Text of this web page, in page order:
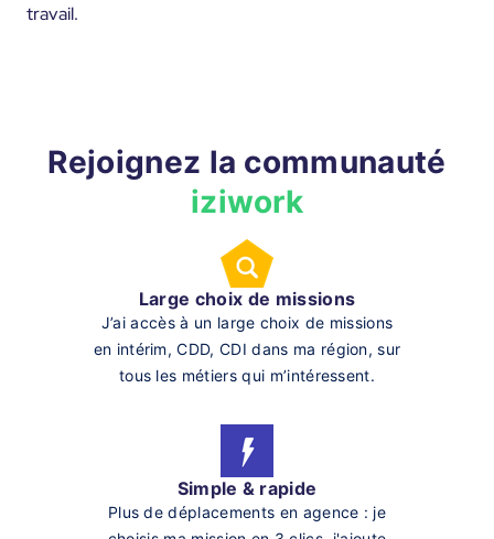
travail.
Rejoignez la communauté
iziwork
Large choix de missions
J’ai accès à un large choix de missions
en intérim, CDD, CDI dans ma région, sur
tous les métiers qui m’intéressent.
Simple & rapide
Plus de déplacements en agence : je